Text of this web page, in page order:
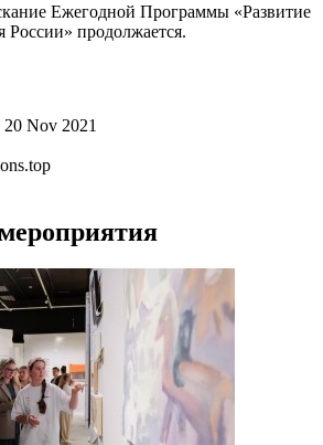
Ежегодной Программы «Развитие
России» продолжается.
Nov 2021